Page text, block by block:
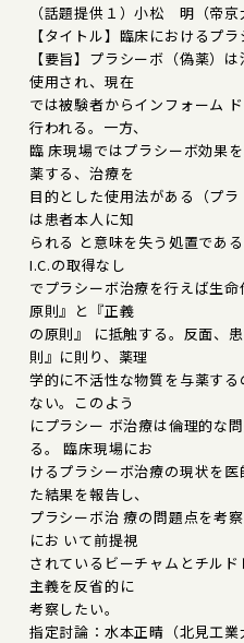
（話題提供１）小松 明（帝京
【タイトル】臨床におけるプ
【要旨】プラシーボ（偽薬）
使用され、現在
では被験者からインフォーム
行われる。一方、
臨 床現場ではプラシーボ効果
薬する、治療を
目的とした使用法がある（プ
は患者本人に知
られる と意味を失う処置であ
I.C.の取得なし
でプラシーボ治療を行えば生
原則』と『正義
の原則』 に抵触する。反面、
則』に則り、薬理
学的に不活性な物質を与薬す
ない。このよう
にプラシー ボ治療は倫理的な
る。 臨床現場にお
けるプラシーボ治療の現状を
た結果を報告し、
プラシーボ治 療の問題点を考
にお いて前提視
されているビーチャムとチル
主義を反省的に
考察したい。
指定討論：水本正晴（北見工業